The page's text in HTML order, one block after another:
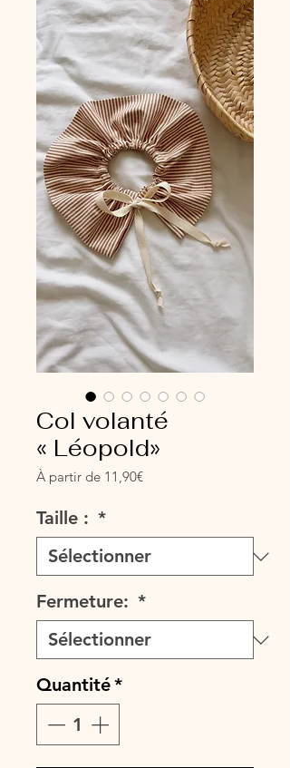
Col volanté
« Léopold»
À partir de 11,90€Prix
Taille : *
Fermeture: *
Quantité*